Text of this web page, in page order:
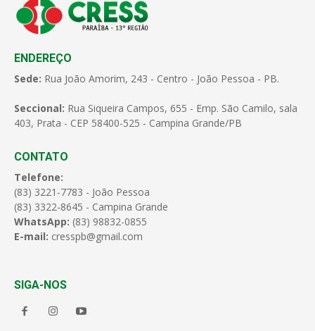
ENDEREÇO
Sede: Rua João Amorim, 243 - Centro - João Pessoa - PB.
Seccional: Rua Siqueira Campos, 655 - Emp. São Camilo, sala
403, Prata - CEP 58400-525 - Campina Grande/PB
CONTATO
Telefone:
(83) 3221-7783 - João Pessoa
(83) 3322-8645 - Campina Grande
WhatsApp: (83) 98832-0855
E-mail: cresspb@gmail.com
SIGA-NOS